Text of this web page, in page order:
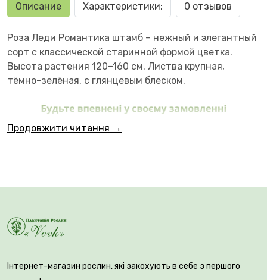
Описание Характеристики: 0 отзывов
Роза Леди Романтика штамб – нежный и элегантный
сорт с классической старинной формой цветка.
Высота растения 120–160 см. Листва крупная,
тёмно-зелёная, с глянцевым блеском.
густомахровые, чашевидной формы, с идеальной
розеткой. Окрас нежно-кремовый с тёплым
мягко. Лепестки плотно уложены, создают
Продовжити читання →
Інтернет-магазин рослин, які закохують в себе з першого